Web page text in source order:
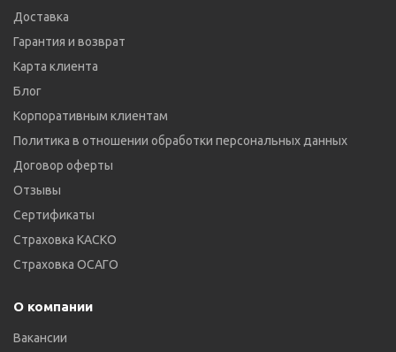
Доставка
Гарантия и возврат
Карта клиента
Блог
Корпоративным клиентам
Политика в отношении обработки персональных данных
Договор оферты
Отзывы
Сертификаты
Страховка КАСКО
Страховка ОСАГО
О компании
Вакансии